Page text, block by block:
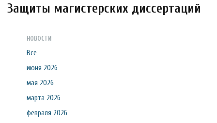
Защиты магистерских диссертаций
НОВОСТИ
Все
июня 2026
мая 2026
марта 2026
февраля 2026